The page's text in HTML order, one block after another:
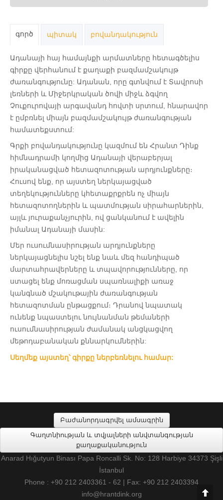
գործ պիտակ բովանդակություն
Ադանայի հայ համայնքի արմատները հետագծելիս
գիրքը վերհանում է քաղաքի բազմամշակույթ
ժառանգությունը: Ադանան, որը գտնվում է Տավրոսի
լեռների և Միջերկրական ծովի միջև ձգվող
Չուքուրովայի արգավանդ հովտի սրտում, հնարավոր
է ըմբռնել միայն բազմամշակույթ ժառանգության
համատեքստում:
Գրքի բովանդակությունը կազմում են Հրանտ Դինք
հիմնադրամի կողմից Ադանայի վերաբերյալ
իրականացված հետազոտության արդյունքները։
Հուսով ենք, որ այստեղ ներկայացված
տեղեկությունները կհետաքրքրեն ոչ միայն
հետազոտողներին և պատմության սիրահարներին,
այլև յուրաքանչյուրին, ով ցանկանում է ավելին
իմանալ Ադանայի մասին:
Մեր ուսումնասիրության արդյունքները
ներկայացնելիս նշել ենք նաև մեզ հանդիպած
մարտահրավերները և տպավորությունները, որ
ստացել ենք մոռացման սպառնալիքի առաջ
կանգնած մշակութային ժառանգության
հետազոտման ընթացքում։ Դրանով նպատակ
ունենք նպաստելու նույնանման թեմաների
ուսումնասիրության ժամանակ անցկացվող
մեթոդաբանական քննարկումներին:
Սեղմեք այստեղ՝ գիրքը ներբեռնելու համար:
Բաժանորդագրվել ամսագրին
Գաղտնիության և տվյալների անվտանգության
քաղաքականություն
Anarad Hığutyun Binası Papa Roncalli Sk. No: 128 Harbiye 34373 Şişli
İstanbul
Phone : +90 212 2403361 - 62 | Fax: +90 212 2403394
info@hrantdink.org